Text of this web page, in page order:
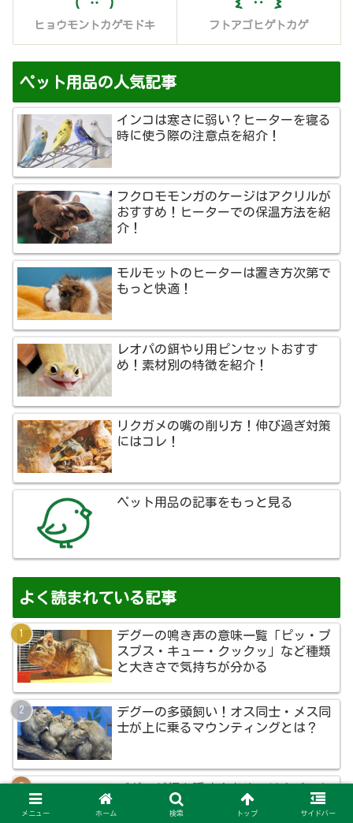
ヒョウモントカゲモドキ フトアゴヒゲトカゲ
ペット用品の人気記事
インコは寒さに弱い？ヒーターを寝る
時に使う際の注意点を紹介！
フクロモモンガのケージはアクリルが
おすすめ！ヒーターでの保温方法を紹
介！
モルモットのヒーターは置き方次第で
もっと快適！
レオパの餌やり用ピンセットおすす
め！素材別の特徴を紹介！
リクガメの嘴の削り方！伸び過ぎ対策
にはコレ！
ペット用品の記事をもっと見る
よく読まれている記事
デグーの鳴き声の意味一覧「ピッ・プ
スプス・キュー・クックッ」など種類
と大きさで気持ちが分かる
デグーの多頭飼い！オス同士・メス同
士が上に乗るマウンティングとは？
ペレットは隠す理由は？
メニュー ホーム 検索 トップ サイドバー